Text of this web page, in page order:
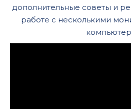
дополнительные советы и
работе с несколькими